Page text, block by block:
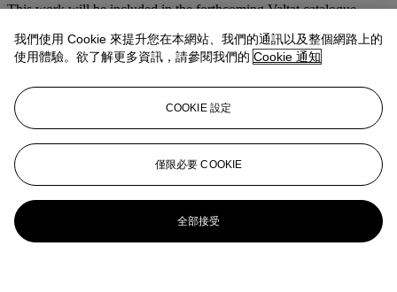
This work will be included in the forthcoming Valtat catalogue
拍場告示
Please note that the lot title is Vase décoré aux anémones et
1908.
更多來自
印象派及現代藝術（日間拍
賣）
查看全部
我們使用 Cookie 來提升您在本網站、我們的通訊以及整個網路上的
使用體驗。欲了解更多資訊，請參閱我們的 Cookie 通知
COOKIE 設定
僅限必要 COOKIE
全部接受